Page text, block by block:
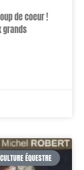
de coeur !
grands
CULTURE ÉQUESTRE